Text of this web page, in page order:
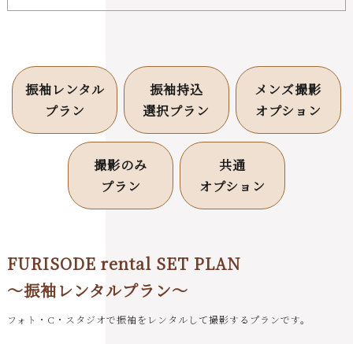
振袖レンタル
プラン
振袖持込
選択プラン
メンズ撮影
オプション
撮影のみ
プラン
共通
オプション
FURISODE rental SET PLAN
～振袖レンタルプラン～
フォト・C・スタジオで振袖をレンタルして撮影するプランです。